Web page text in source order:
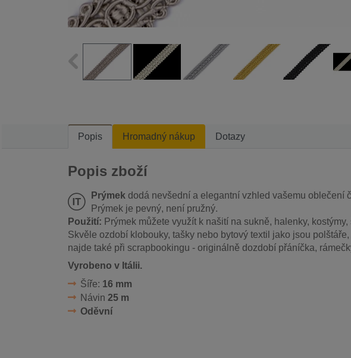
Popis Hromadný nákup Dotazy
Popis zboží
Prýmek dodá nevšední a elegantní vzhled vašemu oblečení
Prýmek je pevný, není pružný.
Použití: Prýmek můžete využít k našití na sukně, halenky, kostýmy,
Skvěle ozdobí klobouky, tašky nebo bytový textil jako jsou
najde také při scrapbookingu - originálně dozdobí přáníčka,
Vyrobeno v Itálii.
Šíře: 16 mm
Návin 25 m
Oděvní